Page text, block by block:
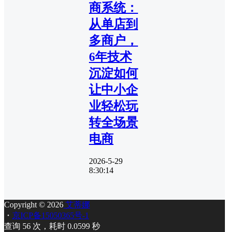
商系统：
从单店到
多商户，
6年技术
沉淀如何
让中小企
业轻松玩
转全场景
电商
2026-5-29
8:30:14
Copyright © 2026 艾蒂娜
・ 京ICP备15050365号-1
查询 56 次，耗时 0.0599 秒